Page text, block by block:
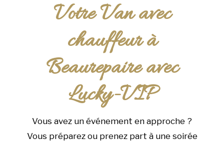
Votre Van avec
chauffeur à
Beaurepaire avec
Lucky-VIP
Vous avez un événement en approche ?
Vous préparez ou prenez part à une soirée